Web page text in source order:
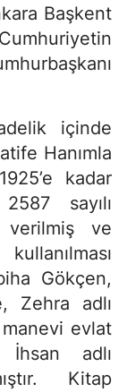
Başkent
içinde
Hanımla
kadar
sayılı
ve
Gökçen,
Zehra adlı
manevi evlat
İhsan adlı
Kitap